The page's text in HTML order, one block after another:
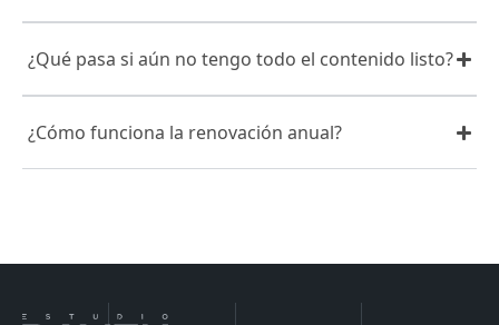
¿Qué pasa si aún no tengo todo el contenido listo?
¿Cómo funciona la renovación anual?